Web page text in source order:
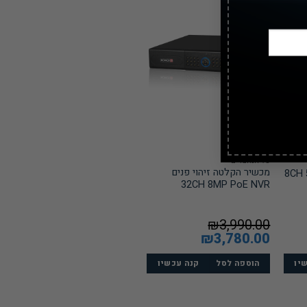
כל המוצרים
מכשיר הקלטה זיהוי פנים
32CH 8MP PoE NVR
₪3,990.00
המחיר
המקורי
היה:
₪3,990.00.
₪3,780.00 המחיר
הנוכחי
הוא:
₪3,780.00. הוספה לסל קנה עכשיו